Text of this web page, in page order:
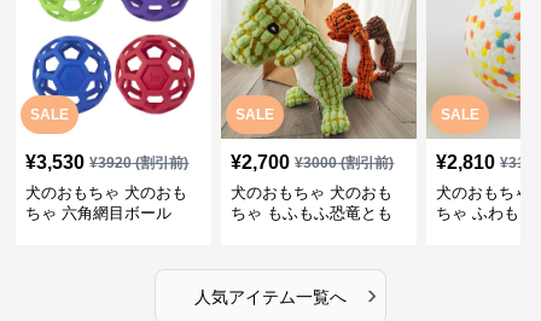
SALE
¥3,530 ¥3920(割引前)
犬のおもちゃ 犬のおも
ちゃ 六角網目ボール
SALE
¥2,700 ¥3000(割引前)
犬のおもちゃ 犬のおも
ちゃ もふもふ恐竜とも
SALE
¥2,810 ¥
犬のおもちゃ
ちゃ ふわもこ
人気アイテム一覧へ ›